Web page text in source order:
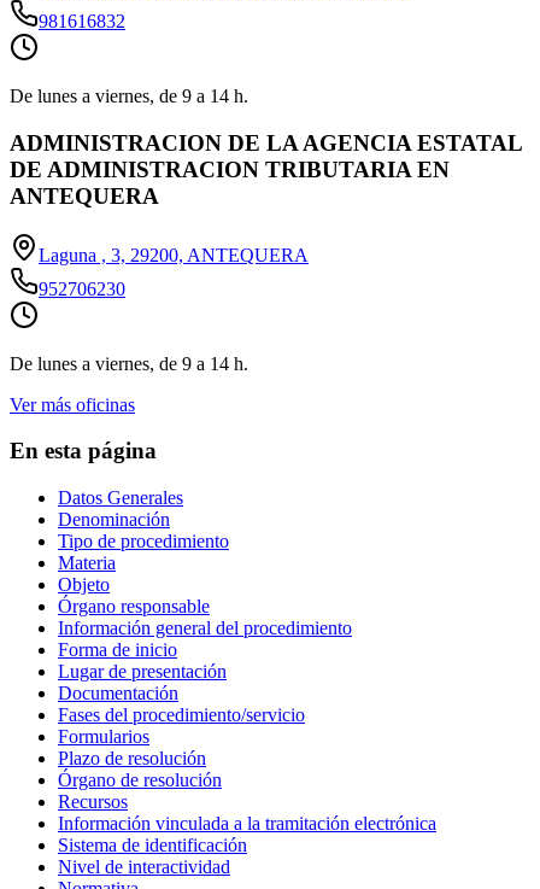
981616832
De lunes a viernes, de 9 a 14 h.
ADMINISTRACION DE LA AGENCIA ESTATAL
DE ADMINISTRACION TRIBUTARIA EN
ANTEQUERA
Laguna , 3, 29200, ANTEQUERA
952706230
De lunes a viernes, de 9 a 14 h.
Ver más oficinas
En esta página
Datos Generales
Denominación
Tipo de procedimiento
Materia
Objeto
Órgano responsable
Información general del procedimiento
Forma de inicio
Lugar de presentación
Documentación
Fases del procedimiento/servicio
Formularios
Plazo de resolución
Órgano de resolución
Recursos
Información vinculada a la tramitación electrónica
Sistema de identificación
Nivel de interactividad